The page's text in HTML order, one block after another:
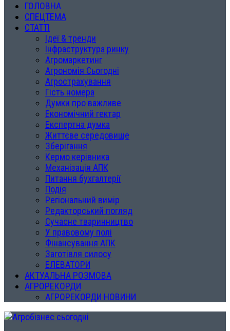
ГОЛОВНА
СПЕЦТЕМА
СТАТТІ
Ідеї & тренди
Інфраструктура ринку
Агромаркетинг
Агрономія Сьогодні
Агрострахування
Гість номера
Думки про важливе
Економічний гектар
Експертна думка
Життєве середовище
Зберігання
Кермо керівника
Механізація АПК
Питання бухгалтерії
Подія
Регіональний вимір
Редакторський погляд
Сучасне тваринництво
У правовому полі
Фінансування АПК
Заготівля силосу
ЕЛЕВАТОРИ
АКТУАЛЬНА РОЗМОВА
АГРОРЕКОРДИ
АГРОРЕКОРДИ НОВИНИ